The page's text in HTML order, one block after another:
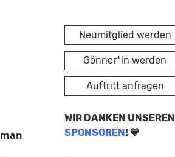
Neumitglied werden
Gönner*in werden
Auftritt anfragen
WIR DANKEN UNSEREN
SPONSOREN! 💙